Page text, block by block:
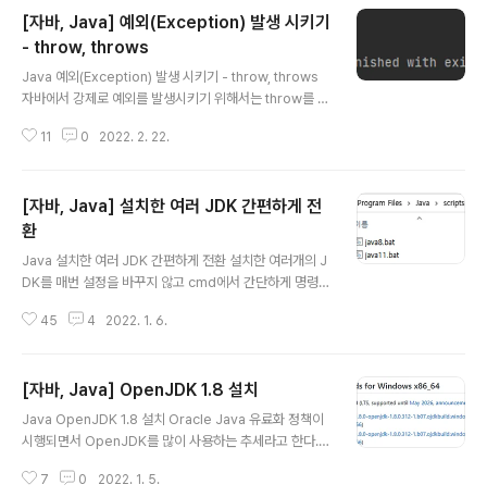
s ArrayFill { public static void main(String[] args) { int arr[] = ..
[자바, Java] 예외(Exception) 발생 시키기
- throw, throws
Java 예외(Exception) 발생 시키기 - throw, throws
자바에서 강제로 예외를 발생시키기 위해서는 throw를 사
시키면 catch문에서 예외를 잡고 Exception에 대한 메
on e) { System.out.println("err_msg : " + e.getM
essage()); e.printStackTrace(); } 이번에는 throw와
throws의 차이와 그 예에 대해 정리하고자 한다. throw
와 throws는 둘 다 Exception을 발생시킨다는 공통점은
11 0 2022. 2. 22.
[자바, Java] 설치한 여러 JDK 간편하게 전
환
Java 설치한 여러 JDK 간편하게 전환 설치한 여러개의 J
DK를 매번 설정을 바꾸지 않고 cmd에서 간단하게 명령어
기본적으로 자바 환경변수가 기본적으로 설정되어 있어야
수 이름 : JAVA_HOME, 변수 값 : 다운로드받은 Open-
JDK 경로 입력 후 확인버튼 클릭 ( ex : C:\Program Fil
es\Java\openjdk-1.8 ) Path 시스템 변수 편집 새로만
경 변수창의 확인 버튼을 누른 후 시스템 창을 닫는다. 자바
45 4 2022. 1. 6.
[자바, Java] OpenJDK 1.8 설치
Java OpenJDK 1.8 설치 Oracle Java 유료화 정책이
시행되면서 OpenJDK를 많이 사용하는 추세라고 한다.
하고자 한다. 우선 아래 Github로 들어가자 마자 나오는 R
7 0 2022. 1. 5.